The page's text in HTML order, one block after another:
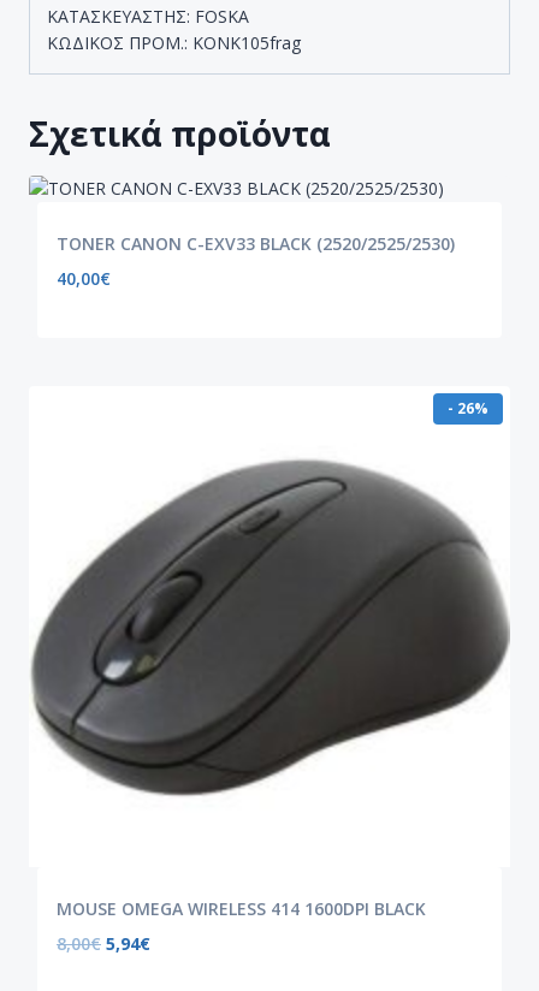
ΚΑΤΑΣΚΕΥΑΣΤΗΣ: FOSKA
ΚΩΔΙΚΟΣ ΠΡΟΜ.: KONK105frag
Σχετικά προϊόντα
TONER CANON C-EXV33 BLACK (2520/2525/2530)
40,00€
- 26%
MOUSE OMEGA WIRELESS 414 1600DPI BLACK
8,00€ 5,94€